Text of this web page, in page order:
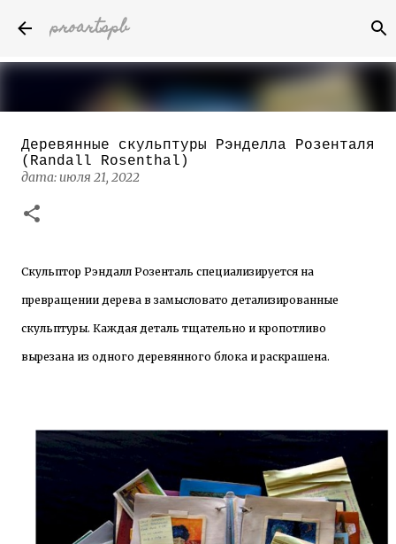
proartspb
Бумажные скульптуры канадского
художника Келвина Николса (Calvin
Nicholls)
Деревянные скульптуры Рэнделла Розенталя
(Randall Rosenthal)
дата: июля 21, 2022
Скульптор Рэндалл Розенталь специализируется на
превращении дерева в замысловато детализированные
скульптуры. Каждая деталь тщательно и кропотливо
вырезана из одного деревянного блока и раскрашена.